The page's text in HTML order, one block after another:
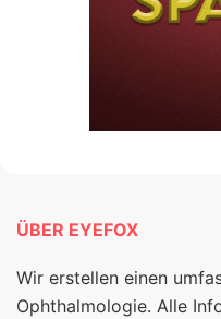
ÜBER EYEFOX
Wir erstellen einen
Ophthalmologie. Alle